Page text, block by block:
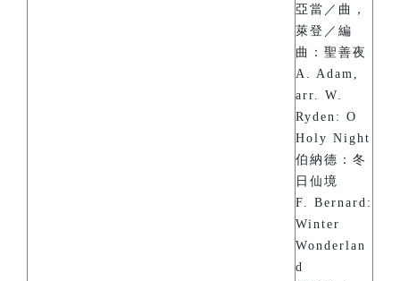
亞當／曲，
萊登／編
曲：聖善夜
A. Adam,
arr. W.
Ryden: O
Holy Night
伯納德：冬
日仙境
F. Bernard:
Winter
Wonderlan
d